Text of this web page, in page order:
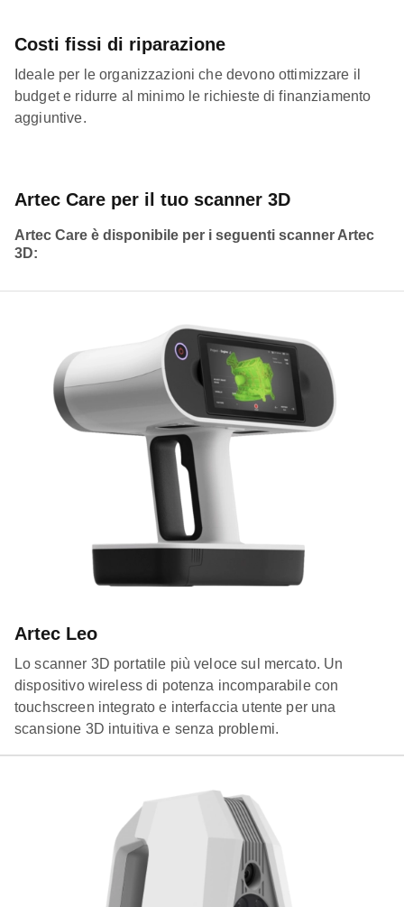
Costi fissi di riparazione
Ideale per le organizzazioni che devono ottimizzare il
budget e ridurre al minimo le richieste di finanziamento
aggiuntive.
Artec Care per il tuo scanner 3D
Artec Care è disponibile per i seguenti scanner Artec
3D:
Artec Leo
Lo scanner 3D portatile più veloce sul mercato. Un
dispositivo wireless di potenza incomparabile con
touchscreen integrato e interfaccia utente per una
scansione 3D intuitiva e senza problemi.